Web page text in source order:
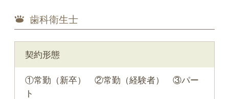
歯科衛生士
契約形態
①常勤（新卒） ②常勤（経験者） ③パー
ト